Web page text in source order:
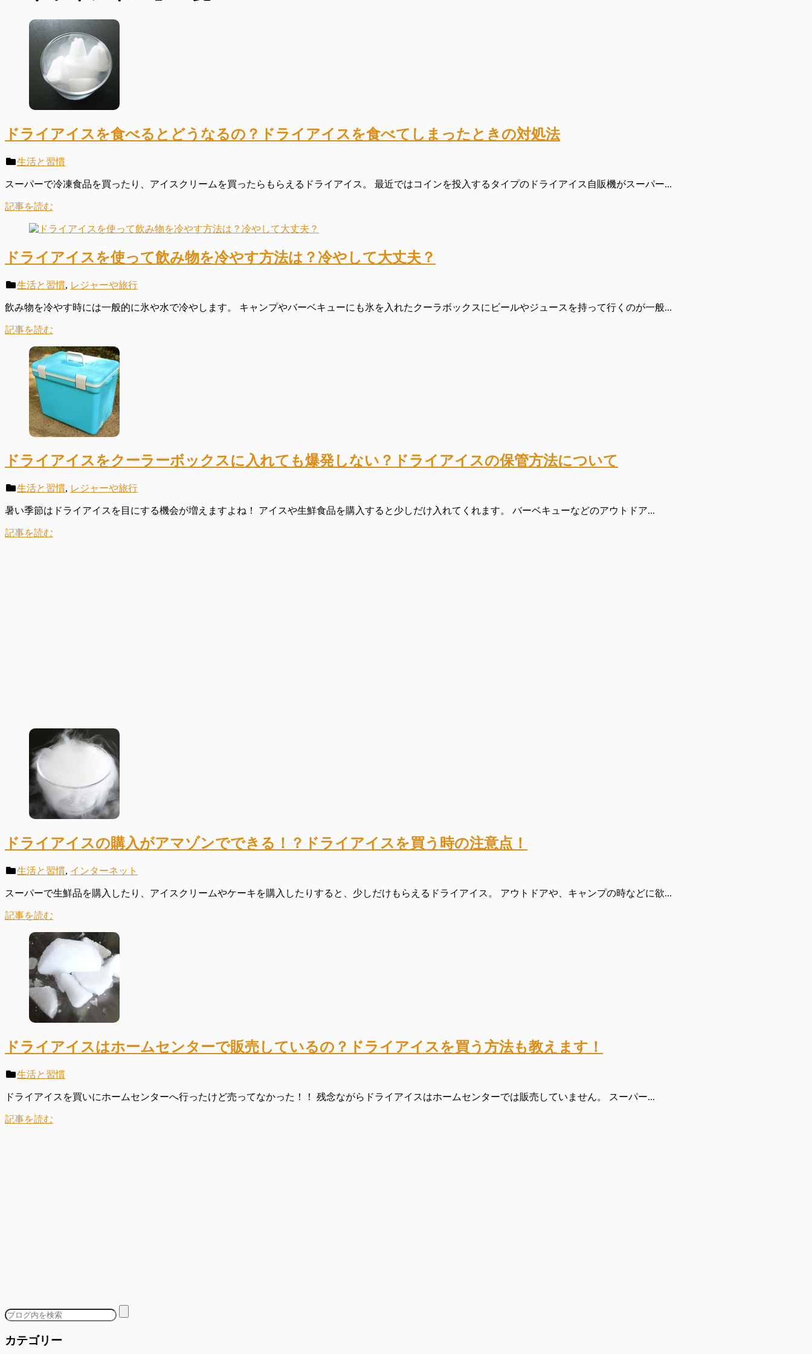
ドライアイスを食べるとどうなるの？ドライアイスを食べてしまったときの対処法
生活と習慣
スーパーで冷凍食品を買ったり、アイスクリームを買ったらもらえるドライアイス。 最近ではコインを投入するタイプのドライアイス自販機がスーパー...
記事を読む
ドライアイスを使って飲み物を冷やす方法は？冷やして大丈夫？
生活と習慣, レジャーや旅行
飲み物を冷やす時には一般的に氷や水で冷やします。 キャンプやバーベキューにも氷を入れたクーラボックスにビールやジュースを持って行くのが一般...
記事を読む
ドライアイスをクーラーボックスに入れても爆発しない？ドライアイスの保管方法について
生活と習慣, レジャーや旅行
暑い季節はドライアイスを目にする機会が増えますよね！ アイスや生鮮食品を購入すると少しだけ入れてくれます。 バーベキューなどのアウトドア...
記事を読む
ドライアイスの購入がアマゾンでできる！？ドライアイスを買う時の注意点！
生活と習慣, インターネット
スーパーで生鮮品を購入したり、アイスクリームやケーキを購入したりすると、少しだけもらえるドライアイス。 アウトドアや、キャンプの時などに欲...
記事を読む
ドライアイスはホームセンターで販売しているの？ドライアイスを買う方法も教えます！
生活と習慣
ドライアイスを買いにホームセンターへ行ったけど売ってなかった！！ 残念ながらドライアイスはホームセンターでは販売していません。 スーパー...
記事を読む
カテゴリー